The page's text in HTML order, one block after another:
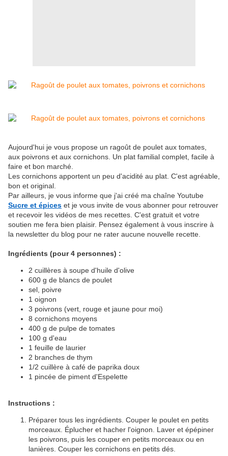
Aujourd'hui je vous propose un ragoût de poulet aux tomates,
aux poivrons et aux cornichons. Un plat familial complet, facile à
faire et bon marché.
Les cornichons apportent un peu d'acidité au plat. C'est agréable,
bon et original.
Par ailleurs, je vous informe que j'ai créé ma chaîne Youtube
Sucre et épices et je vous invite de vous abonner pour retrouver
et recevoir les vidéos de mes recettes. C'est gratuit et votre
soutien me fera bien plaisir. Pensez également à vous inscrire à
la newsletter du blog pour ne rater aucune nouvelle recette.
Ingrédients (pour 4 personnes) :
2 cuillères à soupe d'huile d'olive
600 g de blancs de poulet
sel, poivre
1 oignon
3 poivrons (vert, rouge et jaune pour moi)
8 cornichons moyens
400 g de pulpe de tomates
100 g d'eau
1 feuille de laurier
2 branches de thym
1/2 cuillère à café de paprika doux
1 pincée de piment d'Espelette
Instructions :
Préparer tous les ingrédients. Couper le poulet en petits
morceaux. Éplucher et hacher l'oignon. Laver et épépiner
les poivrons, puis les couper en petits morceaux ou en
lanières. Couper les cornichons en petits dés.